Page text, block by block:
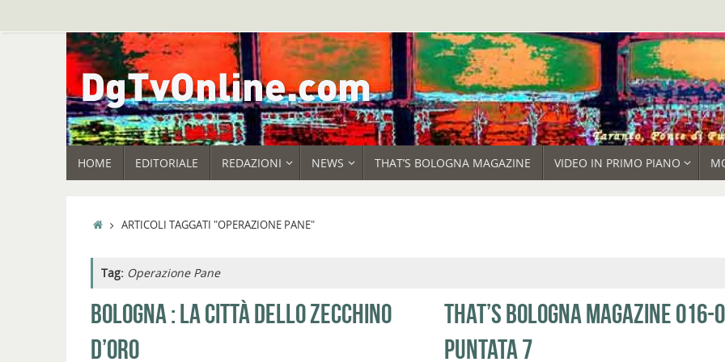
HOME EDITORIALE REDAZIONI NEWS THAT’S BOLOGNA MAGAZINE VIDEO IN PRIMO PIANO
HOMEARTICOLI TAGGATI "OPERAZIONE PANE"
Tag: Operazione Pane
BOLOGNA : LA CITTÀ DELLO ZECCHINO
D’ORO
THAT’S BOLOGNA MAGAZINE 016-
PUNTATA 7